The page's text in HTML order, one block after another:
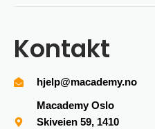
Kontakt
hjelp@macademy.no
Macademy Oslo
Skiveien 59, 1410